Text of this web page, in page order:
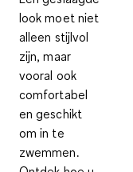
look moet niet
alleen stijlvol
zijn, maar
vooral ook
comfortabel
en geschikt
om in te
zwemmen.